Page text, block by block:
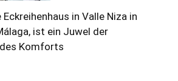
in Valle Niza in
ist ein Juwel der
Komforts